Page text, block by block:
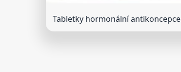
Tabletky hormonální antikoncepce